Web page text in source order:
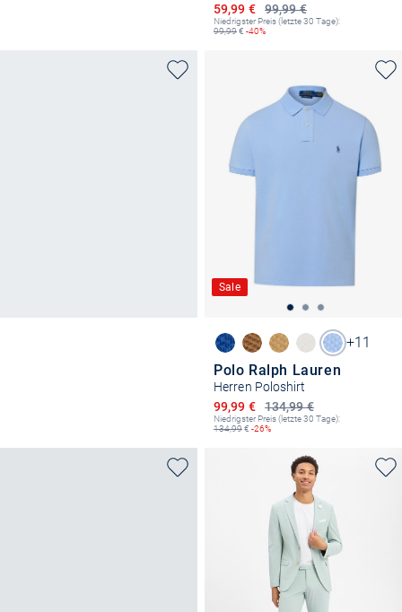
99,99 €
Ermäßigter Preis
59,99 €
Niedrigster Preis (letzte 30 Tage):
99,99€ -40%
Sale
+11
Polo Ralph Lauren
Herren Poloshirt
134,99 €
Ermäßigter Preis
99,99 €
Niedrigster Preis (letzte 30 Tage):
134,99€ -26%